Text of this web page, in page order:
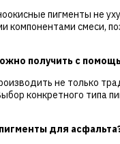
пигменты не
компонентами смеси,
получить с
не только
конкретного типа
для